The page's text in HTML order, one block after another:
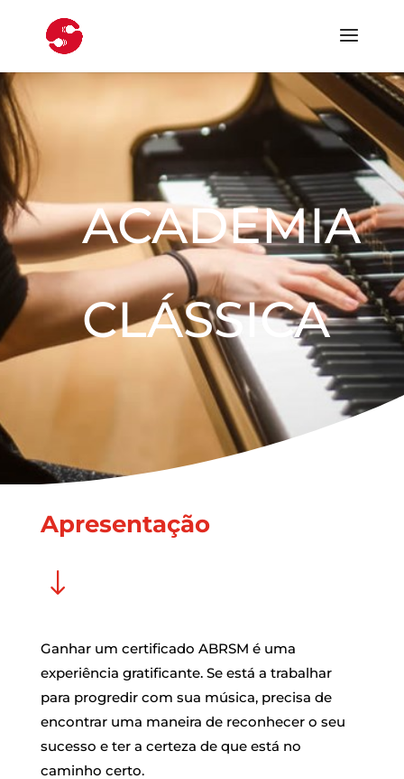
ACADEMIA
CLÁSSICA
Apresentação
"
Ganhar um certificado ABRSM é uma
experiência gratificante. Se está a trabalhar
para progredir com sua música, precisa de
encontrar uma maneira de reconhecer o seu
sucesso e ter a certeza de que está no
caminho certo.